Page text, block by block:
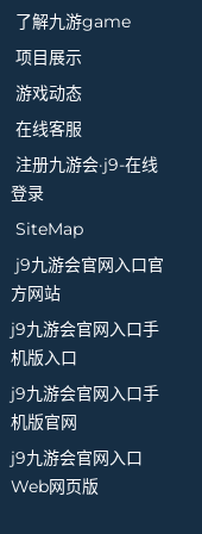
了解九游game
项目展示
游戏动态
在线客服
注册九游会·j9-在线
登录
SiteMap
j9九游会官网入口官
方网站
j9九游会官网入口手
机版入口
j9九游会官网入口手
机版官网
j9九游会官网入口
Web网页版